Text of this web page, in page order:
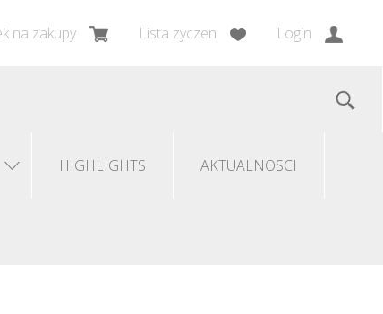
na zakupy Lista zyczen Login
HIGHLIGHTS AKTUALNOSCI